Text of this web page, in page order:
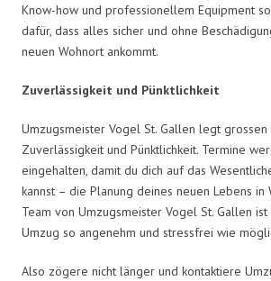
Know-how und professionellem Equipment
dafür, dass alles sicher und ohne
neuen Wohnort ankommt.
Zuverlässigkeit und Pünktlichkeit
Umzugsmeister Vogel St. Gallen legt
Zuverlässigkeit und Pünktlichkeit. Termine
eingehalten, damit du dich auf das
kannst – die Planung deines neuen Lebens in
Team von Umzugsmeister Vogel St. Gallen
Umzug so angenehm und stressfrei wie
Also zögere nicht länger und kontaktiere